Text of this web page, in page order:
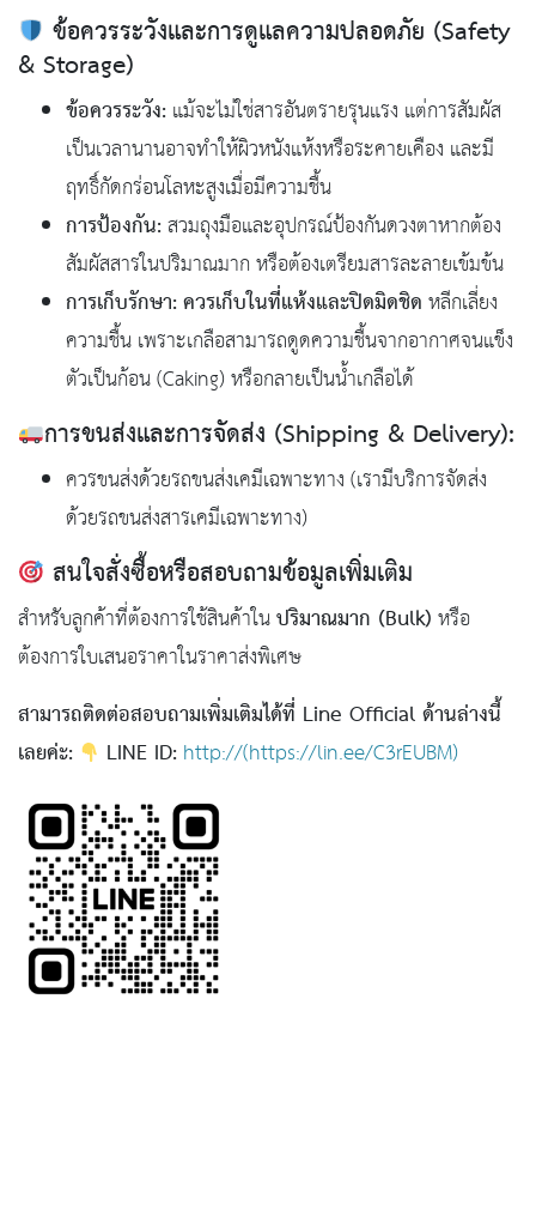
ข้อควรระวังและการดูแลความปลอดภัย (Safety
& Storage)
ข้อควรระวัง:แม้จะไม่ใช่สารอันตรายรุนแรง แต่การสัมผัส
เป็นเวลานานอาจทำให้ผิวหนังแห้งหรือระคายเคือง และมี
ฤทธิ์กัดกร่อนโลหะสูงเมื่อมีความชื้น
การป้องกัน:สวมถุงมือและอุปกรณ์ป้องกันดวงตาหากต้อง
สัมผัสสารในปริมาณมาก หรือต้องเตรียมสารละลายเข้มข้น
การเก็บรักษา:ควรเก็บในที่แห้งและปิดมิดชิดหลีกเลี่ยง
ความชื้น เพราะเกลือสามารถดูดความชื้นจากอากาศจนแข็ง
ตัวเป็นก้อน (Caking) หรือกลายเป็นน้ำเกลือได้
การขนส่งและการจัดส่ง (Shipping & Delivery):
ควรขนส่งด้วยรถขนส่งเคมีเฉพาะทาง (เรามีบริการจัดส่ง
ด้วยรถขนส่งสารเคมีเฉพาะทาง)
สนใจสั่งซื้อหรือสอบถามข้อมูลเพิ่มเติม
สำหรับลูกค้าที่ต้องการใช้สินค้าในปริมาณมาก (Bulk)หรือ
ต้องการใบเสนอราคาในราคาส่งพิเศษ
สามารถติดต่อสอบถามเพิ่มเติมได้ที่ Line Official ด้านล่างนี้
เลยค่ะ:
LINE ID:http://(https://lin.ee/C3rEUBM)